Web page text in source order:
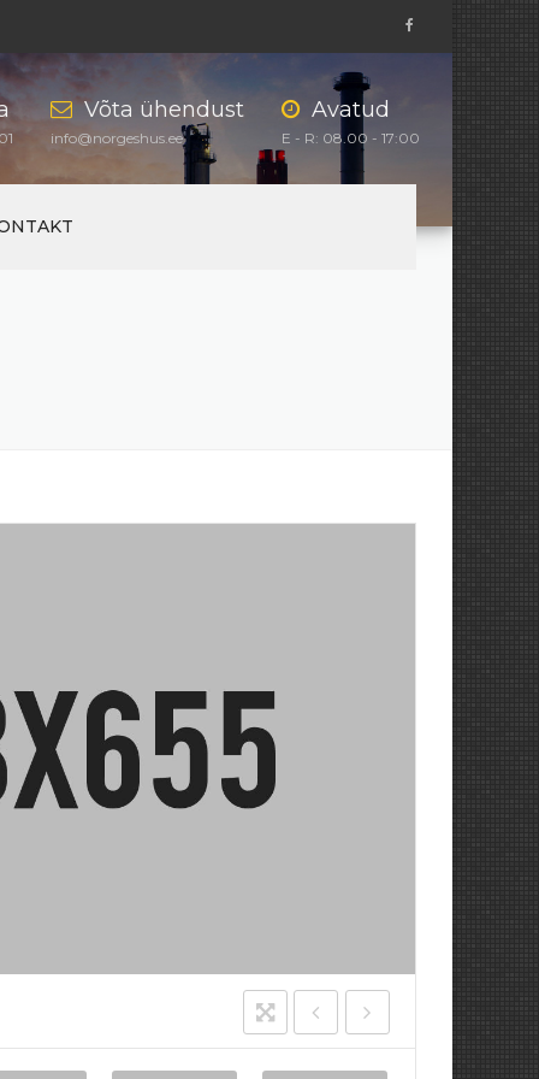
Võta ühendust
info@norgeshus.ee
Avatud
E - R: 08.00 - 17:00